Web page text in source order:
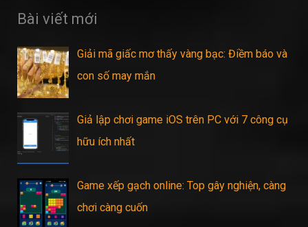
Bài viết mới
Giải mã giấc mơ thấy vàng bạc: Điềm báo và
con số may mắn
Giả lập chơi game iOS trên PC với 7 công cụ
hữu ích nhất
Game xếp gạch online: Top gây nghiện, càng
chơi càng cuốn